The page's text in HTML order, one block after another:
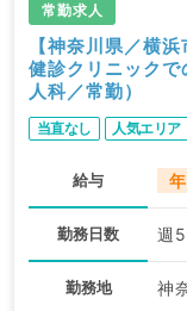
常勤求人
【神奈川県／横
健診クリニック
人科／常勤）
当直なし 人気エリア
給与
勤務日数 週
勤務地 神